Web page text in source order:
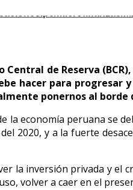
de Reserva
hacer para progresar
ponernos al borde
economía peruana se
2020, y a la fuerte
la inversión privada y el
volver a caer en el